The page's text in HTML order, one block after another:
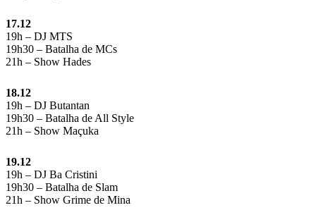
17.12
19h – DJ MTS
19h30 – Batalha de MCs
21h – Show Hades
18.12
19h – DJ Butantan
19h30 – Batalha de All Style
21h – Show Maçuka
19.12
19h – DJ Ba Cristini
19h30 – Batalha de Slam
21h – Show Grime de Mina